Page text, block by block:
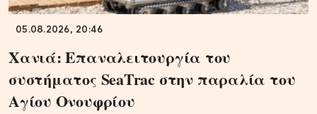
05.08.2026, 20:46
Χανιά: Επαναλειτουργία του
συστήματος SeaTrac στην παραλία του
Αγίου Ονουφρίου